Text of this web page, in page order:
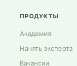
ПРОДУКТЫ
Академия
Нанять эксперта
Вакансии